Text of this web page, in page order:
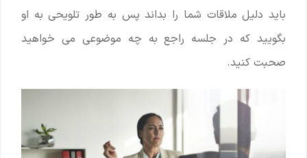
باید دلیل ملاقات شما را بداند پس به طور تلویحی به او
بگویید که در جلسه راجع به چه موضوعی می خواهید
صحبت کنید.